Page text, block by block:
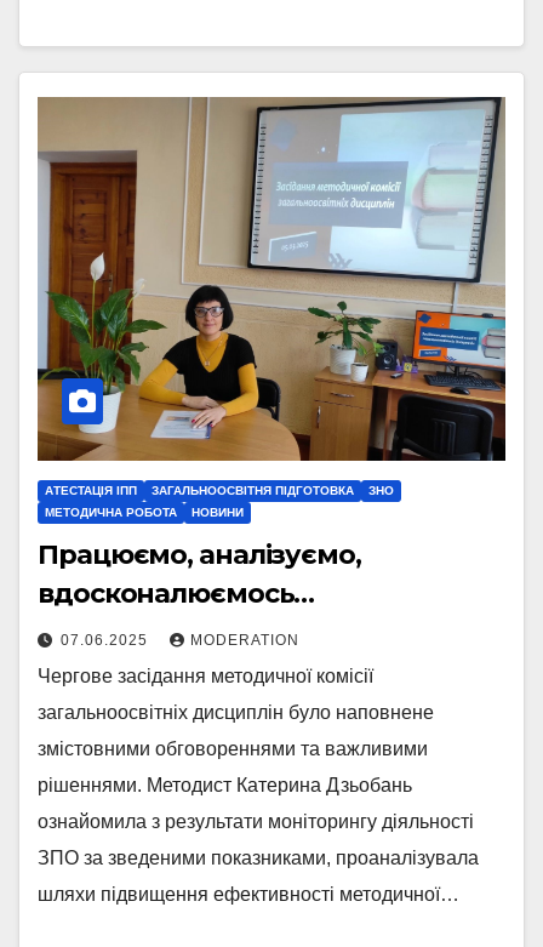
АТЕСТАЦІЯ ІПП ЗАГАЛЬНООСВІТНЯ ПІДГОТОВКА
ЗНО
МЕТОДИЧНА РОБОТА
НОВИНИ
Працюємо, аналізуємо,
вдосконалюємось…
07.06.2025 MODERATION
Чергове засідання методичної комісії
загальноосвітніх дисциплін було наповнене
змістовними обговореннями та важливими
рішеннями. Методист Катерина Дзьобань
ознайомила з результати моніторингу діяльності
ЗПО за зведеними показниками, проаналізувала
шляхи підвищення ефективності методичної…